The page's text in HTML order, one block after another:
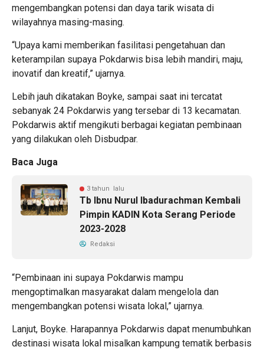
mengembangkan potensi dan daya tarik wisata di
wilayahnya masing-masing.
“Upaya kami memberikan fasilitasi pengetahuan dan
keterampilan supaya Pokdarwis bisa lebih mandiri, maju,
inovatif dan kreatif,” ujarnya.
Lebih jauh dikatakan Boyke, sampai saat ini tercatat
sebanyak 24 Pokdarwis yang tersebar di 13 kecamatan.
Pokdarwis aktif mengikuti berbagai kegiatan pembinaan
yang dilakukan oleh Disbudpar.
Baca Juga
3 tahun lalu
Tb Ibnu Nurul Ibadurachman Kembali
Pimpin KADIN Kota Serang Periode
2023-2028
Redaksi
“Pembinaan ini supaya Pokdarwis mampu
mengoptimalkan masyarakat dalam mengelola dan
mengembangkan potensi wisata lokal,” ujarnya.
Lanjut, Boyke. Harapannya Pokdarwis dapat menumbuhkan
destinasi wisata lokal misalkan kampung tematik berbasis